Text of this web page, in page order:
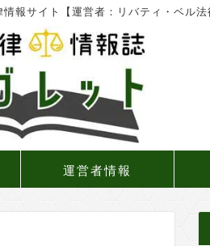
報サイト【運営者：リバティ・ベル法
運営者情報